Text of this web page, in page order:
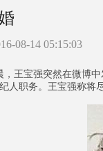
08-14 05:15:03
宝强突然在微博中
人职务。王宝强称将